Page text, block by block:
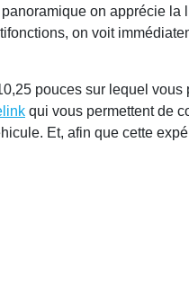
on apprécie
on voit
pouces sur lequel
qui vous permettent de
Et, afin que cette